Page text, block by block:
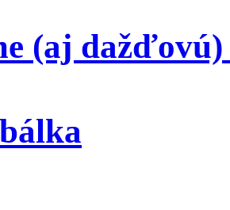
(aj